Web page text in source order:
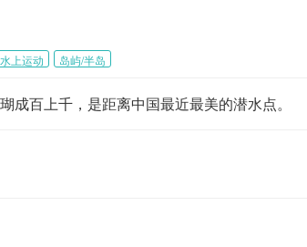
水上运动 岛屿/半岛
百上千，是距离中国最近最美的潜水点。